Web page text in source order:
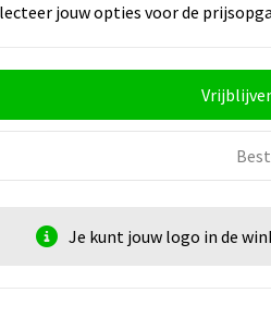
jouw opties voor de
Je kunt jouw logo in de